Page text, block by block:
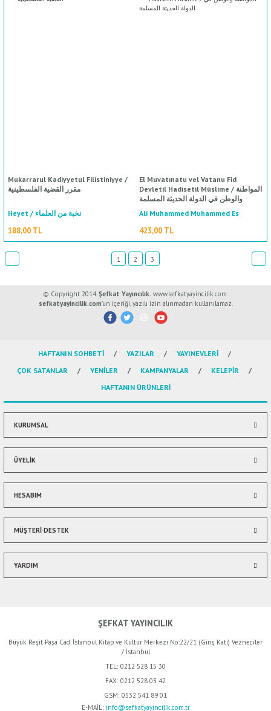
%50
Mukarrarul Kadiyyetul Filistiniyye /
مقرر القضية الفلسطينية
Heyet / نخبة من العلماء
188,00 TL
El Muvatınatu vel Vatanu Fid
Devletil Hadisetil Müslime / المواطنة
والوطن في الدولة الحديثة المسلمة
Ali Muhammed Muhammed Es
Sallabi / علي محمد محمد الصلابي423,00 TL
1 2 3
© Copyright 2014.Şefkat Yayıncılık. www.sefkatyayincilik.com.
sefkatyayincilik.com’un içeriği, yazılı izin alınmadan kullanılamaz.
HAFTANIN SOHBETİ YAZILAR
YAYINEVLERİ
ÇOK SATANLAR
YENİLER KAMPANYALAR
KELEPİR
HAFTANIN ÜRÜNLERİ
KURUMSAL
ÜYELİK
HESABIM
MÜŞTERİ DESTEK
YARDIM
ŞEFKAT YAYINCILIK
Büyük Reşit Paşa Cad. İstanbul Kitap ve Kültür Merkezi No:22/21 (Giriş Katı) Vezneciler
/ İstanbul
TEL: 0212 528 15 30
FAX: 0212 528 03 42
GSM: 0532 541 89 01
E-MAİL: info@sefkatyayincilik.com.tr